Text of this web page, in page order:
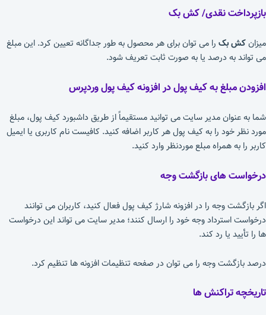
بازپرداخت نقدی/ کش بک
میزانکش بک را می توان برای هر محصول به طور جداگانه تعیین کرد. این مبلغ
می تواند به درصد یا به صورت ثابت تعریف شود.
افزودن مبلغ به کیف پول در افزونه کیف پول وردپرس
شما به عنوان مدیر سایت می توانید مستقیماً از طریق داشبورد کیف پول، مبلغ
مورد نظر خود را به کیف پول هر کاربر اضافه کنید. کافیست نام کاربری یا ایمیل
کاربر را به همراه مبلع موردنظر وارد کنید.
درخواست های بازگشت وجه
اگر بازگشت وجه را در افزونه شارژ کیف پول فعال کنید، کاربران می توانند
درخواست استرداد وجه خود را ارسال کنند؛ مدیر سایت می تواند این درخواست
ها را تأیید یا رد کند.
درصد بازگشت وجه را می توان در صفحه تنظیمات افزونه ها تنظیم کرد.
تاریخچه تراکنش ها